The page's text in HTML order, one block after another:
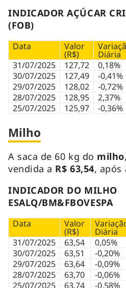
INDICADOR AÇÚCAR
(FOB)
Data Valor
(R$) Diária
31/07/2025
127,72 0,18%
30/07/2025
127,49 -0,41%
29/07/2025
128,02 -0,72%
28/07/2025
128,95 2,37%
25/07/2025
125,97 -0,36%
Milho
A saca de 60 kg do milho
vendida a R$ 63,54,
INDICADOR DO MILHO
ESALQ/BM&FBOVESPA
Data Valor
(R$) Diária
31/07/2025
63,54 0,05%
30/07/2025
63,51 -0,20%
29/07/2025
63,64 -0,09%
28/07/2025
63,70 -0,06%
25/07/2025
63,74 -0,58%